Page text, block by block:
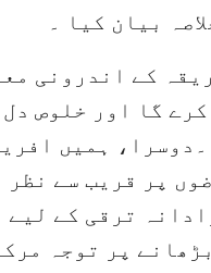
بیان کیا ۔
کے اندرونی
گا اور خلوص دل
ہمیں
پر قریب سے نظر
ترقی کے لیے
پر توجہ